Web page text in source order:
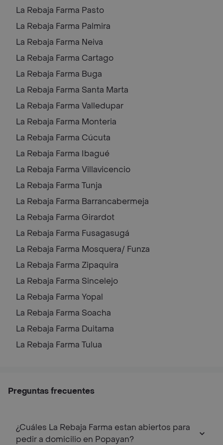
La Rebaja Farma Pasto
La Rebaja Farma Palmira
La Rebaja Farma Neiva
La Rebaja Farma Cartago
La Rebaja Farma Buga
La Rebaja Farma Santa Marta
La Rebaja Farma Valledupar
La Rebaja Farma Monteria
La Rebaja Farma Cúcuta
La Rebaja Farma Ibagué
La Rebaja Farma Villavicencio
La Rebaja Farma Tunja
La Rebaja Farma Barrancabermeja
La Rebaja Farma Girardot
La Rebaja Farma Fusagasugá
La Rebaja Farma Mosquera/ Funza
La Rebaja Farma Zipaquira
La Rebaja Farma Sincelejo
La Rebaja Farma Yopal
La Rebaja Farma Soacha
La Rebaja Farma Duitama
La Rebaja Farma Tulua
Preguntas frecuentes
¿Cuáles La Rebaja Farma estan abiertos para
pedir a domicilio en Popayan?